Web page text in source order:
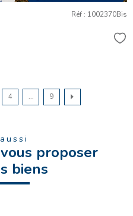
Réf : 1002370Bis
4 ... 9
proposer
biens